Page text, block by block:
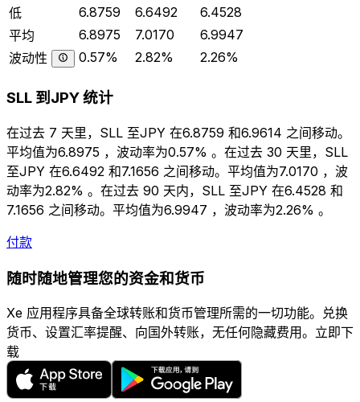
低
6.8759 6.6492
6.4528
平均
6.8975 7.0170
6.9947
波动性
0.57% 2.82% 2.26%
SLL 到JPY 统计
在过去 7 天里，SLL 至JPY 在6.8759 和6.9614 之间移动。
平均值为6.8975 ，波动率为0.57% 。在过去 30 天里，SLL
至JPY 在6.6492 和7.1656 之间移动。平均值为7.0170 ，波
动率为2.82% 。在过去 90 天内，SLL 至JPY 在6.4528 和
7.1656 之间移动。平均值为6.9947 ，波动率为2.26% 。
付款
随时随地管理您的资金和货币
Xe 应用程序具备全球转账和货币管理所需的一切功能。兑换
货币、设置汇率提醒、向国外转账，无任何隐藏费用。立即下
载